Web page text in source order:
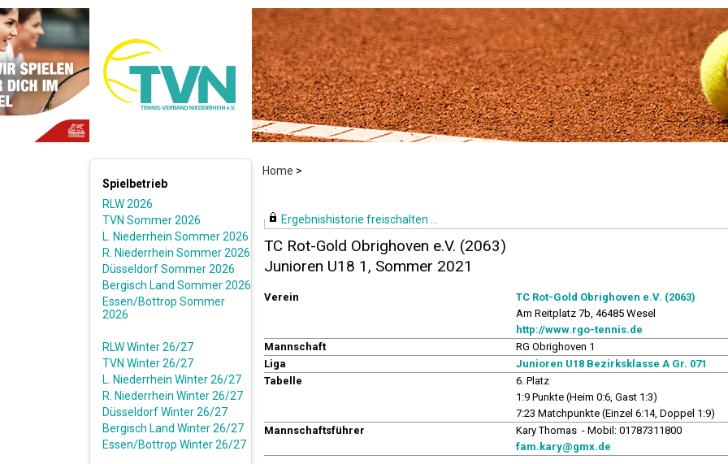
Home >
Spielbetrieb
RLW 2026
TVN Sommer 2026
L. Niederrhein Sommer 2026
R. Niederrhein Sommer 2026
Düsseldorf Sommer 2026
Bergisch Land Sommer 2026
Essen/Bottrop Sommer
2026
RLW Winter 26/27
TVN Winter 26/27
L. Niederrhein Winter 26/27
R. Niederrhein Winter 26/27
Düsseldorf Winter 26/27
Bergisch Land Winter 26/27
Essen/Bottrop Winter 26/27
Ergebnishistorie freischalten ...
TC Rot-Gold Obrighoven e.V. (2063)
Junioren U18 1, Sommer 2021
Verein
TC Rot-Gold Obrighoven e.V. (2063)
Am Reitplatz 7b, 46485 Wesel
http://www.rgo-tennis.de
Mannschaft
RG Obrighoven 1
Liga
Junioren U18 Bezirksklasse A Gr. 071
Tabelle
6. Platz
1:9 Punkte (Heim 0:6, Gast 1:3)
7:23 Matchpunkte (Einzel 6:14, Doppel 1:9)
Mannschaftsführer
Kary Thomas - Mobil: 01787311800
fam.kary@gmx.de